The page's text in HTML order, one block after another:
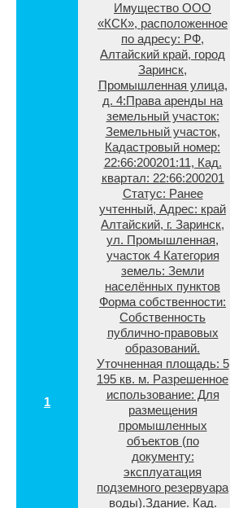
1
Имущество ООО
«КСК», расположенное
по адресу: РФ,
Алтайский край, город
Заринск,
Промышленная улица,
д. 4:Права аренды на
земельный участок:
Земельный участок,
Кадастровый номер:
22:66:200201:11, Кад.
квартал: 22:66:200201
Статус: Ранее
учтенный, Адрес: край
Алтайский, г. Заринск,
ул. Промышленная,
участок 4 Категория
земель: Земли
населённых пунктов
Форма собственности:
Собственность
публично-правовых
образований.
Уточненная площадь: 5
195 кв. м. Разрешенное
использование: Для
размещения
промышленных
объектов (по
документу:
эксплуатация
подземного резервуара
воды).Здание. Кад.